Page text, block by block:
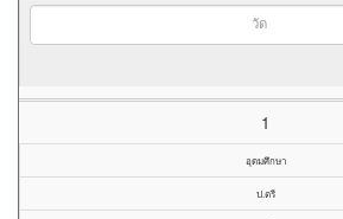
วัด
1
อุดมศึกษา
ป.ตรี